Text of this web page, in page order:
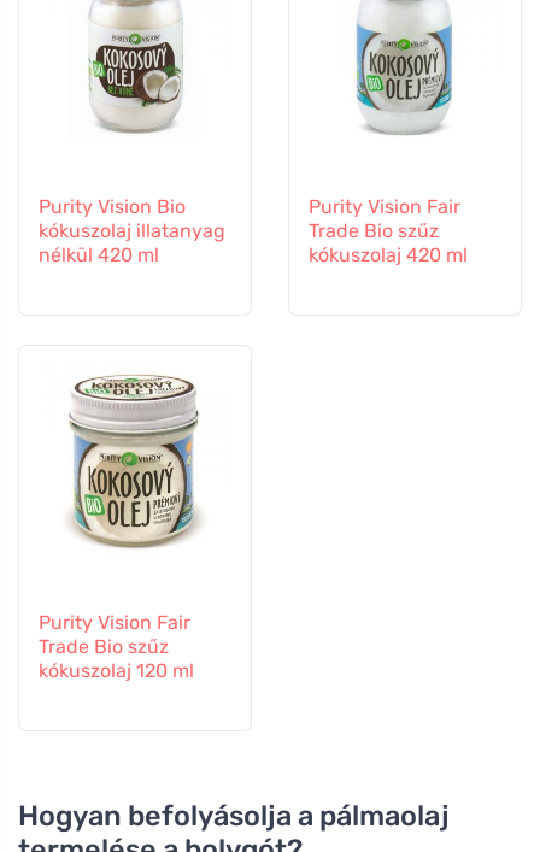
Purity Vision Bio
kókuszolaj illatanyag
nélkül 420 ml
Purity Vision Fair
Trade Bio szűz
kókuszolaj 420 ml
Purity Vision Fair
Trade Bio szűz
kókuszolaj 120 ml
Hogyan befolyásolja a pálmaolaj